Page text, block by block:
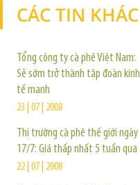
CÁC TIN KHÁC
Tổng công ty cà phê Việt Nam:
Sẽ sớm trở thành tập đoàn kinh
tế mạnh
23 | 07 | 2008
Thị trường cà phê thế giới ngày
17/7: Giá thấp nhất 5 tuần qua
22 | 07 | 2008